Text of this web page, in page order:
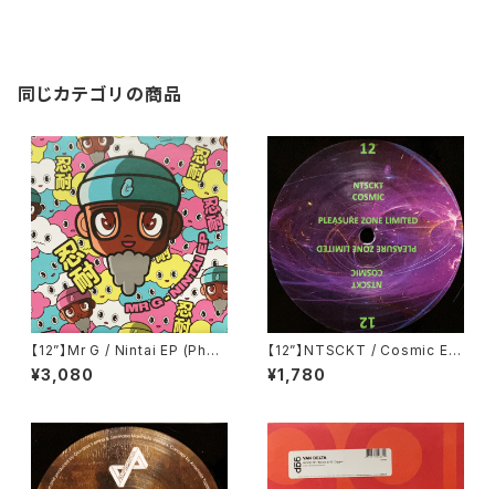
同じカテゴリの商品
【12”】Mr G / Nintai EP (Phoe
nix G.) (PG077)
¥3,080
【12”】NTSCKT / Cosmic EP
(Pleasure Zone Limited) (P
LZ012LTD)
¥1,780